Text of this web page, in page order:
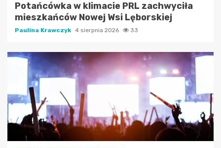
Potańcówka w klimacie PRL zachwyciła
mieszkańców Nowej Wsi Lęborskiej
Paulina Krawczyk 4 sierpnia 2026 33